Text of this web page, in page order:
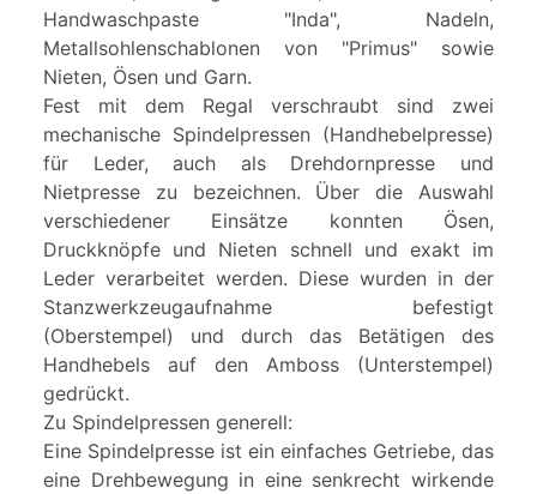
Handwaschpaste "Inda", Nadeln,
Metallsohlenschablonen von "Primus" sowie
Nieten, Ösen und Garn.
Fest mit dem Regal verschraubt sind zwei
mechanische Spindelpressen (Handhebelpresse)
für Leder, auch als Drehdornpresse und
Nietpresse zu bezeichnen. Über die Auswahl
verschiedener Einsätze konnten Ösen,
Druckknöpfe und Nieten schnell und exakt im
Leder verarbeitet werden. Diese wurden in der
Stanzwerkzeugaufnahme befestigt
(Oberstempel) und durch das Betätigen des
Handhebels auf den Amboss (Unterstempel)
gedrückt.
Zu Spindelpressen generell:
Eine Spindelpresse ist ein einfaches Getriebe, das
eine Drehbewegung in eine senkrecht wirkende